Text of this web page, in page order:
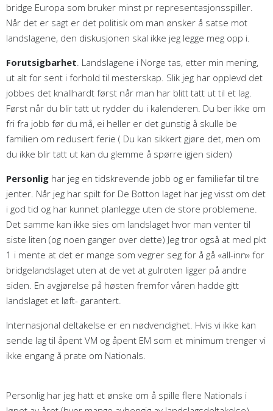
bridge Europa som bruker minst pr representasjonsspiller.
Når det er sagt er det politisk om man ønsker å satse mot
landslagene, den diskusjonen skal ikke jeg legge meg opp i.
Forutsigbarhet . Landslagene i Norge tas, etter min mening,
ut alt for sent i forhold til mesterskap. Slik jeg har opplevd det
jobbes det knallhardt først når man har blitt tatt ut til et lag.
Først når du blir tatt ut rydder du i kalenderen. Du ber ikke om
fri fra jobb før du må, ei heller er det gunstig å skulle be
familien om redusert ferie ( Du kan sikkert gjøre det, men om
du ikke blir tatt ut kan du glemme å spørre igjen siden)
Personlig har jeg en tidskrevende jobb og er familiefar til tre
jenter. Når jeg har spilt for De Botton laget har jeg visst om det
i god tid og har kunnet planlegge uten de store problemene.
Det samme kan ikke sies om landslaget hvor man venter til
siste liten (og noen ganger over dette) Jeg tror også at med pkt
1 i mente at det er mange som vegrer seg for å gå «all-inn» for
bridgelandslaget uten at de vet at gulroten ligger på andre
siden. En avgjørelse på høsten fremfor våren hadde gitt
landslaget et løft- garantert.
Internasjonal deltakelse er en nødvendighet. Hvis vi ikke kan
sende lag til åpent VM og åpent EM som et minimum trenger vi
ikke engang å prate om Nationals.
Personlig har jeg hatt et ønske om å spille flere Nationals i